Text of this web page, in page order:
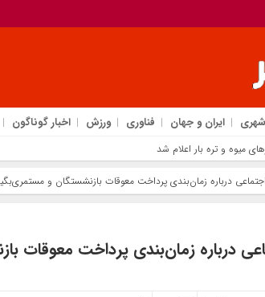
ایران و جهان فناوری ورزش اخبار گوناگون
میوه و تره بار اعلام شد
درباره زمان‌بندی پرداخت معوقات بازنشستگان و
درباره زمان‌بندی پرداخت معوقات